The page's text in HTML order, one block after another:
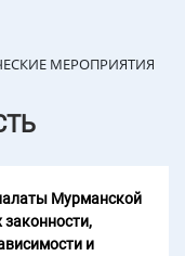
МЕРОПРИЯТИЯ
Мурманской
и